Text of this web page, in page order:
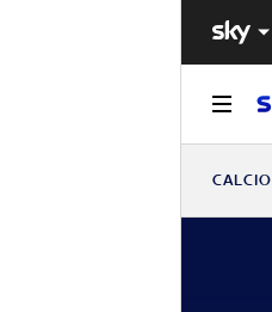
CALCIO